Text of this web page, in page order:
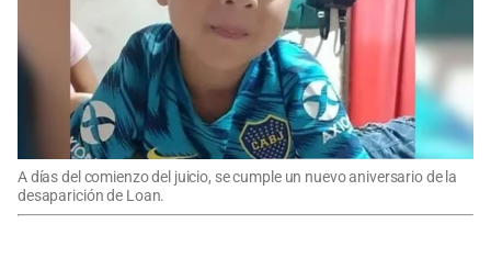
A días del comienzo del juicio, se cumple un nuevo aniversario de la
desaparición de Loan.